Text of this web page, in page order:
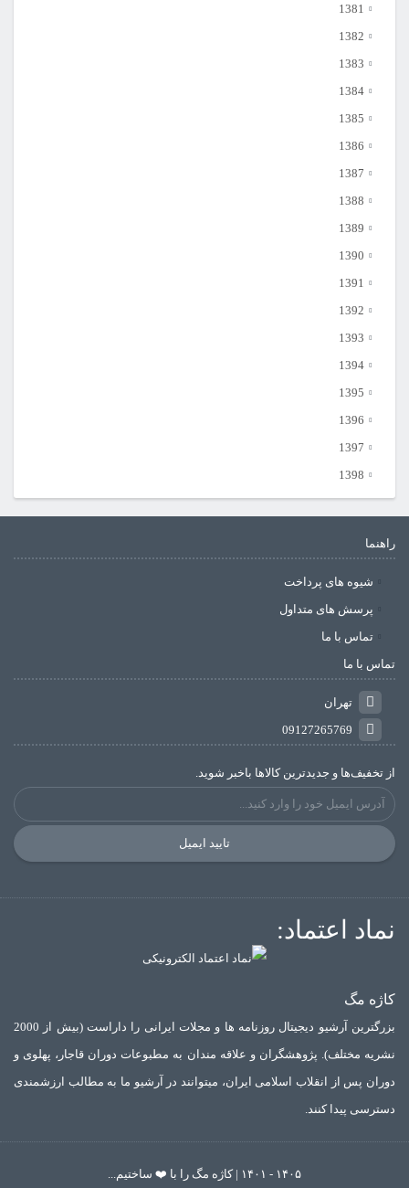
1381
1382
1383
1384
1385
1386
1387
1388
1389
1390
1391
1392
1393
1394
1395
1396
1397
1398
راهنما
شیوه های پرداخت
پرسش های متداول
تماس با ما
تماس با ما
تهران
09127265769
از تخفیف‌ها و جدیدترین‌ کالاها باخبر شوید.
تایید ایمیل
نماد اعتماد:
کاژه مگ
بزرگترین آرشیو دیجیتال روزنامه ها و مجلات ایرانی را داراست (بیش از 2000
نشریه مختلف). پژوهشگران و علاقه مندان به مطبوعات دوران قاجار، پهلوی و
دوران پس از انقلاب اسلامی ایران، میتوانند در آرشیو ما به مطالب ارزشمندی
دسترسی پیدا کنند.
۱۴۰۵ - ۱۴۰۱ | کاژه مگ را با ❤️ ساختیم...